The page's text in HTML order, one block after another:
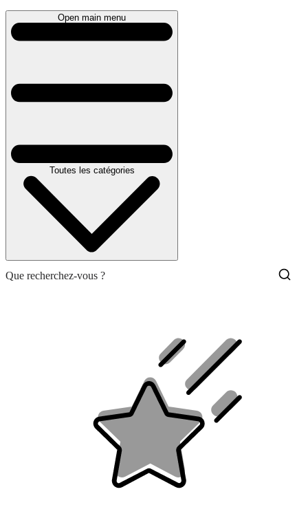
Open main menu
Toutes les catégories